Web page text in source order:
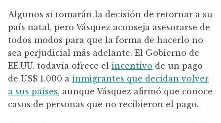
Algunos sí tomarán la decisión de retornar a su
país natal, pero Vásquez aconseja asesorarse de
todos modos para que la forma de hacerlo no
sea perjudicial más adelante. El Gobierno de
EE.UU. todavía ofrece el incentivo de un pago
de US$ 1.000 a inmigrantes que decidan volver
a sus países, aunque Vásquez afirmó que conoce
casos de personas que no recibieron el pago.